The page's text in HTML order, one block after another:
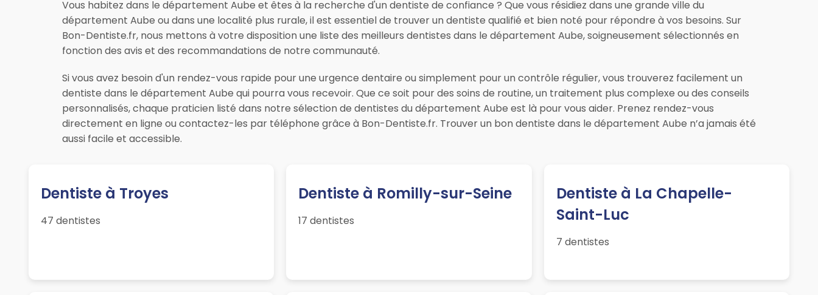
Vous habitez dans le département Aube et êtes à la recherche d'un dentiste de confiance ? Que vous résidiez dans une grande ville du
département Aube ou dans une localité plus rurale, il est essentiel de trouver un dentiste qualifié et bien noté pour répondre à vos besoins. Sur
Bon-Dentiste.fr, nous mettons à votre disposition une liste des meilleurs dentistes dans le département Aube, soigneusement sélectionnés en
fonction des avis et des recommandations de notre communauté.
Si vous avez besoin d'un rendez-vous rapide pour une urgence dentaire ou simplement pour un contrôle régulier, vous trouverez facilement un
dentiste dans le département Aube qui pourra vous recevoir. Que ce soit pour des soins de routine, un traitement plus complexe ou des conseils
personnalisés, chaque praticien listé dans notre sélection de dentistes du département Aube est là pour vous aider. Prenez rendez-vous
directement en ligne ou contactez-les par téléphone grâce à Bon-Dentiste.fr. Trouver un bon dentiste dans le département Aube n’a jamais été
aussi facile et accessible.
Dentiste à Troyes
47 dentistes
Dentiste à Romilly-sur-Seine
17 dentistes
Dentiste à La Chapelle-
Saint-Luc
7 dentistes